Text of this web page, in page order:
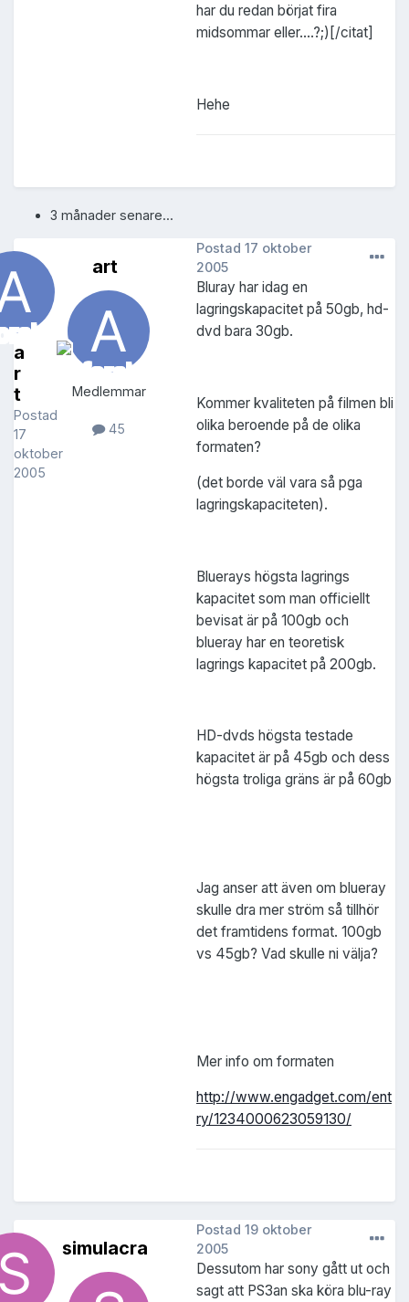
har du redan börjat fira
midsommar eller....?;)[/citat]
Hehe
3 månader senare...
a
r
t
Postad
17
oktober
2005
art
Medlemmar
45
Postad 17 oktober
2005
Bluray har idag en
lagringskapacitet på 50gb, hd-
dvd bara 30gb.
Kommer kvaliteten på filmen bli
olika beroende på de olika
formaten?
(det borde väl vara så pga
lagringskapaciteten).
Bluerays högsta lagrings
kapacitet som man officiellt
bevisat är på 100gb och
blueray har en teoretisk
lagrings kapacitet på 200gb.
HD-dvds högsta testade
kapacitet är på 45gb och dess
högsta troliga gräns är på 60gb
Jag anser att även om blueray
skulle dra mer ström så tillhör
det framtidens format. 100gb
vs 45gb? Vad skulle ni välja?
Mer info om formaten
http://www.engadget.com/ent
ry/1234000623059130/
simulacra
Postad 19 oktober
2005
Dessutom har sony gått ut och
sagt att PS3an ska köra blu-ray